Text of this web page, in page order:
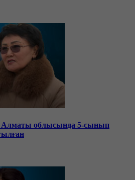
Алматы облысында 5-сынып